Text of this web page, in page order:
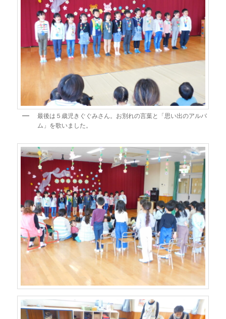
最後は５歳児きぐぐみさん。お別れの言葉と「思い出のアルバ
ム」を歌いました。